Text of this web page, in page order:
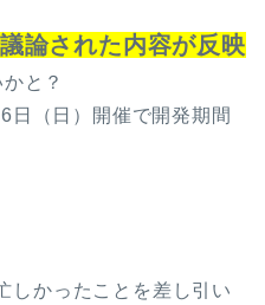
論された内容が反映
と？
日（日）開催で開発期間
しかったことを差し引い